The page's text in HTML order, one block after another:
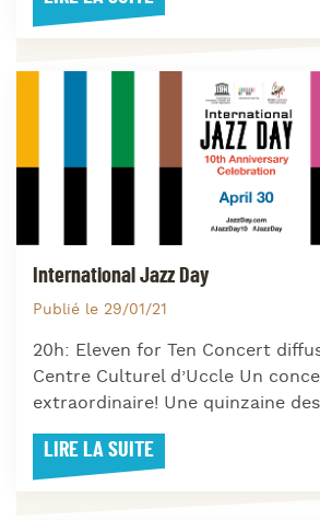
International Jazz Day
Publié le 29/01/21
20h: Eleven for Ten Concert
Centre Culturel d’Uccle Un
extraordinaire! Une quinzaine
LIRE LA SUITE